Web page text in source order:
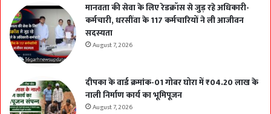
मानवता की सेवा के लिए रेडक्रॉस से जुड़ रहे अधिकारी-
कर्मचारी, धरसींवा के 117 कर्मचारियों ने ली आजीवन
सदस्यता
August 7, 2026
दीपका के वार्ड क्रमांक-01 गोबर घोरा में ₹04.20 लाख के
नाली निर्माण कार्य का भूमिपूजन
August 7, 2026